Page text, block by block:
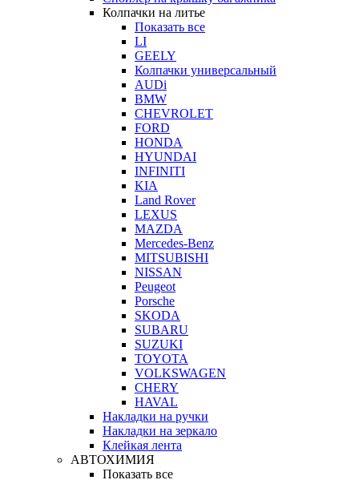
Колпачки на литье
Показать все
LI
GEELY
Колпачки универсальный
AUDi
BMW
CHEVROLET
FORD
HONDA
HYUNDAI
INFINITI
KIA
Land Rover
LEXUS
MAZDA
Mercedes-Benz
MITSUBISHI
NISSAN
Peugeot
Porsche
SKODA
SUBARU
SUZUKI
TOYOTA
VOLKSWAGEN
CHERY
HAVAL
Накладки на ручки
Накладки на зеркало
Клейкая лента
АВТОХИМИЯ
Показать все